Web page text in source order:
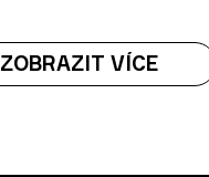
ZOBRAZIT VÍCE